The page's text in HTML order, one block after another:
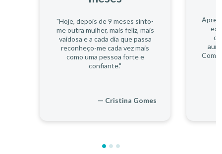
"Hoje, depois de 9 meses sinto-
me outra mulher, mais feliz, mais
vaidosa e a cada dia que passa
reconheço-me cada vez mais
como uma pessoa forte e
confiante."
— Cristina Gomes